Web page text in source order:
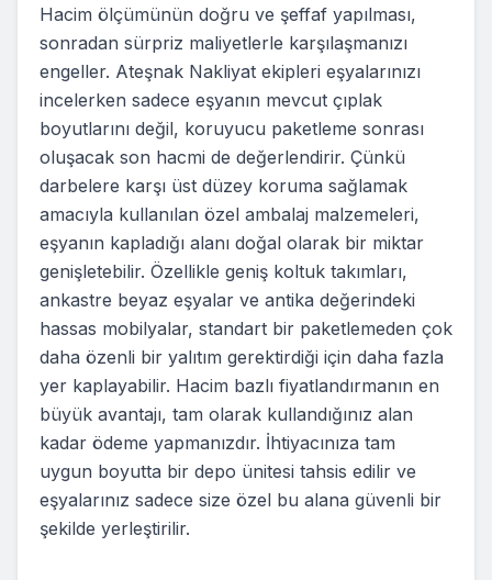
Hacim ölçümünün doğru ve şeffaf yapılması,
sonradan sürpriz maliyetlerle karşılaşmanızı
engeller. Ateşnak Nakliyat ekipleri eşyalarınızı
incelerken sadece eşyanın mevcut çıplak
boyutlarını değil, koruyucu paketleme sonrası
oluşacak son hacmi de değerlendirir. Çünkü
darbelere karşı üst düzey koruma sağlamak
amacıyla kullanılan özel ambalaj malzemeleri,
eşyanın kapladığı alanı doğal olarak bir miktar
genişletebilir. Özellikle geniş koltuk takımları,
ankastre beyaz eşyalar ve antika değerindeki
hassas mobilyalar, standart bir paketlemeden çok
daha özenli bir yalıtım gerektirdiği için daha fazla
yer kaplayabilir. Hacim bazlı fiyatlandırmanın en
büyük avantajı, tam olarak kullandığınız alan
kadar ödeme yapmanızdır. İhtiyacınıza tam
uygun boyutta bir depo ünitesi tahsis edilir ve
eşyalarınız sadece size özel bu alana güvenli bir
şekilde yerleştirilir.